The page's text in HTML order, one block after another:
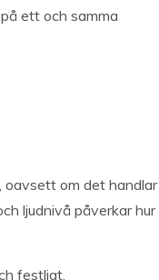
ett och samma
om det handlar
ljudnivå påverkar hur
festligt.